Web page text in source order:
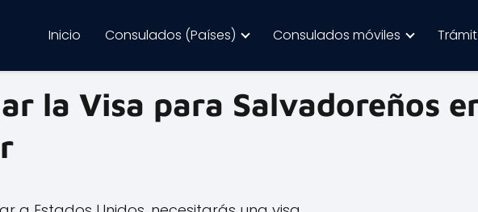
Inicio Consulados (Países) Consulados móviles
la Visa para Salvadoreños